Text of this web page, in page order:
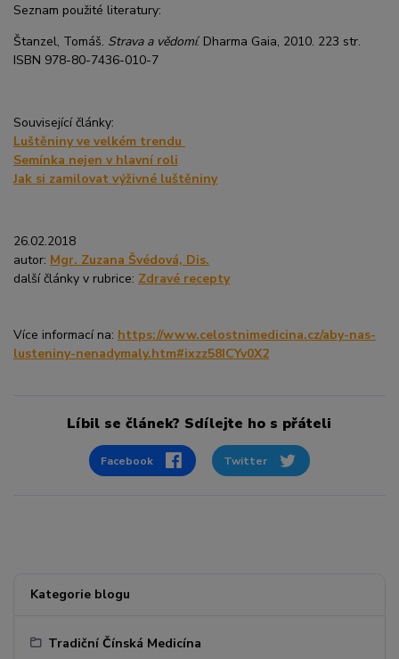
Kategorie blogu
Tradiční Čínská Medicína
Seznam použité literatury:
Štanzel, Tomáš. Strava a vědomí. Dharma Gaia, 2010. 223 str.
ISBN 978-80-7436-010-7
Související články:
Luštěniny ve velkém trendu
Semínka nejen v hlavní roli
Jak si zamilovat výživné luštěniny
26.02.2018
autor: Mgr. Zuzana Švédová, Dis.
další články v rubrice: Zdravé recepty
Více informací na: https://www.celostnimedicina.cz/aby-nas-
lusteniny-nenadymaly.htm#ixzz58ICYv0X2
Líbil se článek? Sdílejte ho s přáteli
Facebook Twitter